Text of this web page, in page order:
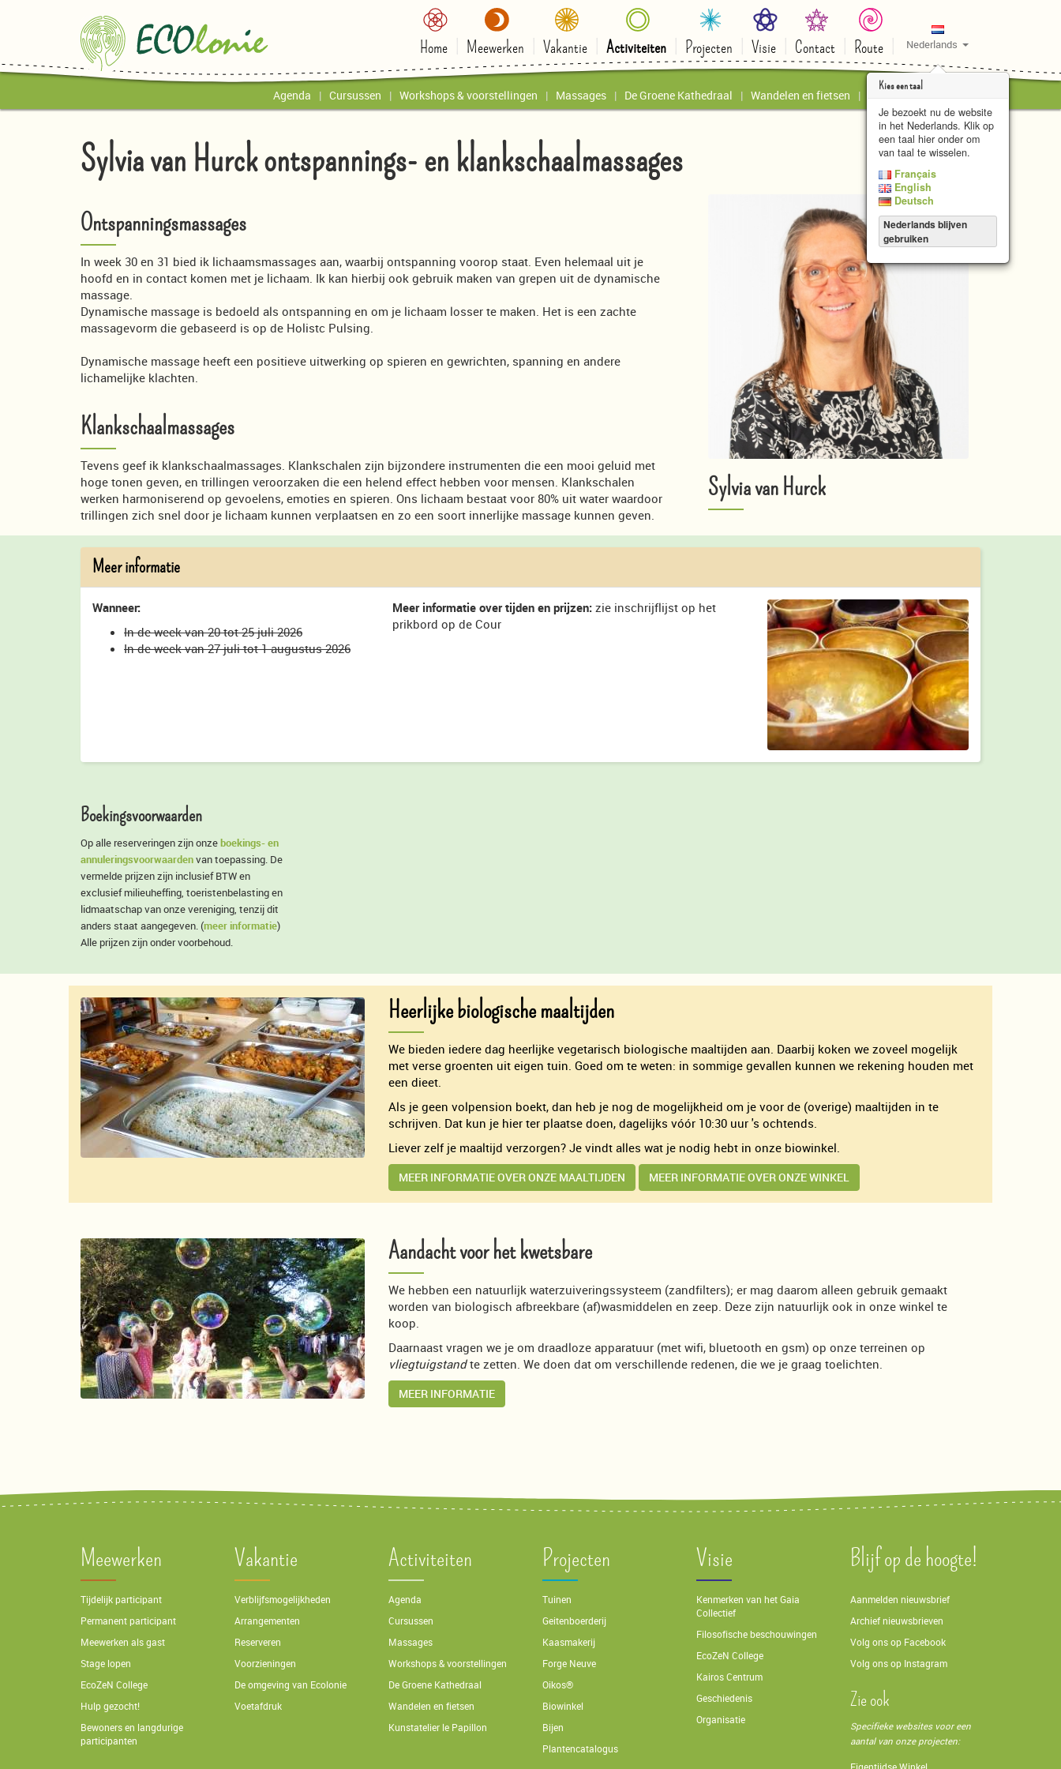
Home Meewerken Vakantie Activiteiten Projecten Visie Contact Route Nederlands
Kies een taal
Je bezoekt nu de website
in het Nederlands. Klik op
een taal hier onder om
van taal te wisselen.
Français
English
Deutsch
Nederlands blijven
gebruiken
Agenda Cursussen Workshops & voorstellingen Massages De Groene Kathedraal Wandelen en fietsen
Sylvia van Hurck ontspannings- en klankschaalmassages
Ontspanningsmassages
In week 30 en 31 bied ik lichaamsmassages aan, waarbij ontspanning voorop staat. Even helemaal uit je
hoofd en in contact komen met je lichaam. Ik kan hierbij ook gebruik maken van grepen uit de dynamische
massage.
Dynamische massage is bedoeld als ontspanning en om je lichaam losser te maken. Het is een zachte
massagevorm die gebaseerd is op de Holistc Pulsing.
Dynamische massage heeft een positieve uitwerking op spieren en gewrichten, spanning en andere
lichamelijke klachten.
Klankschaalmassages
Tevens geef ik klankschaalmassages. Klankschalen zijn bijzondere instrumenten die een mooi geluid met
hoge tonen geven, en trillingen veroorzaken die een helend effect hebben voor mensen. Klankschalen
werken harmoniserend op gevoelens, emoties en spieren. Ons lichaam bestaat voor 80% uit water waardoor
trillingen zich snel door je lichaam kunnen verplaatsen en zo een soort innerlijke massage kunnen geven.
Sylvia van Hurck
Meer informatie
Wanneer:
In de week van 20 tot 25 juli 2026
In de week van 27 juli tot 1 augustus 2026
Meer informatie over tijden en prijzen: zie inschrijflijst op het
prikbord op de Cour
Boekingsvoorwaarden
Op alle reserveringen zijn onzeboekings- en
annuleringsvoorwaardenvan toepassing. De
vermelde prijzen zijn inclusief BTW en
exclusief milieuheffing, toeristenbelasting en
lidmaatschap van onze vereniging, tenzij dit
anders staat aangegeven. (meer informatie)
Alle prijzen zijn onder voorbehoud.
Heerlijke biologische maaltijden
We bieden iedere dag heerlijke vegetarisch biologische maaltijden aan. Daarbij koken we zoveel mogelijk
met verse groenten uit eigen tuin. Goed om te weten: in sommige gevallen kunnen we rekening houden met
een dieet.
Als je geen volpension boekt, dan heb je nog de mogelijkheid om je voor de (overige) maaltijden in te
schrijven. Dat kun je hier ter plaatse doen, dagelijks vóór 10:30 uur 's ochtends.
Liever zelf je maaltijd verzorgen? Je vindt alles wat je nodig hebt in onze biowinkel.
MEER INFORMATIE OVER ONZE MAALTIJDEN MEER INFORMATIE OVER ONZE WINKEL
Aandacht voor het kwetsbare
We hebben een natuurlijk waterzuiveringssysteem (zandfilters); er mag daarom alleen gebruik gemaakt
worden van biologisch afbreekbare (af)wasmiddelen en zeep. Deze zijn natuurlijk ook in onze winkel te
koop.
Daarnaast vragen we je om draadloze apparatuur (met wifi, bluetooth en gsm) op onze terreinen op
vliegtuigstandte zetten. We doen dat om verschillende redenen, die we je graag toelichten.
MEER INFORMATIE
Meewerken
Tijdelijk participant
Permanent participant
Meewerken als gast
Stage lopen
EcoZeN College
Hulp gezocht!
Bewoners en langdurige
participanten
Vakantie
Verblijfsmogelijkheden
Arrangementen
Reserveren
Voorzieningen
De omgeving van Ecolonie
Voetafdruk
Activiteiten
Agenda
Cursussen
Massages
Workshops & voorstellingen
De Groene Kathedraal
Wandelen en fietsen
Kunstatelier le Papillon
Projecten
Tuinen
Geitenboerderij
Kaasmakerij
Forge Neuve
Oikos®
Biowinkel
Bijen
Plantencatalogus
Visie
Kenmerken van het Gaia
Collectief
Filosofische beschouwingen
EcoZeN College
Kairos Centrum
Geschiedenis
Organisatie
Blijf op de hoogte!
Aanmelden nieuwsbrief
Archief nieuwsbrieven
Volg ons op Facebook
Volg ons op Instagram
Zie ook
Specifieke websites voor een
aantal van onze projecten: